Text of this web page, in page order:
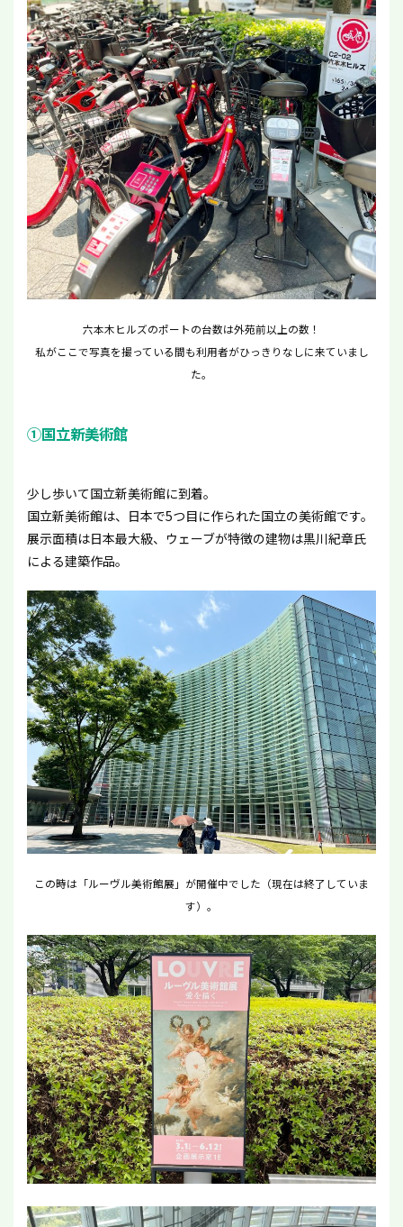
六本木ヒルズのポートの台数は外苑前以上の数！
私がここで写真を撮っている間も利用者がひっきりなしに来ていまし
た。
①国立新美術館
少し歩いて国立新美術館に到着。
国立新美術館は、日本で5つ目に作られた国立の美術館です。
展示面積は日本最大級、ウェーブが特徴の建物は黒川紀章氏
による建築作品。
この時は「ルーヴル美術館展」が開催中でした（現在は終了していま
す）。